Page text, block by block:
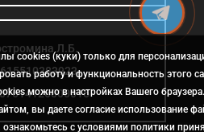
Л.Б.
cookies (куки) только для
работу и функциональность этого
можно в настройках Вашего браузера.
вы даете согласие использование
с условиями политики